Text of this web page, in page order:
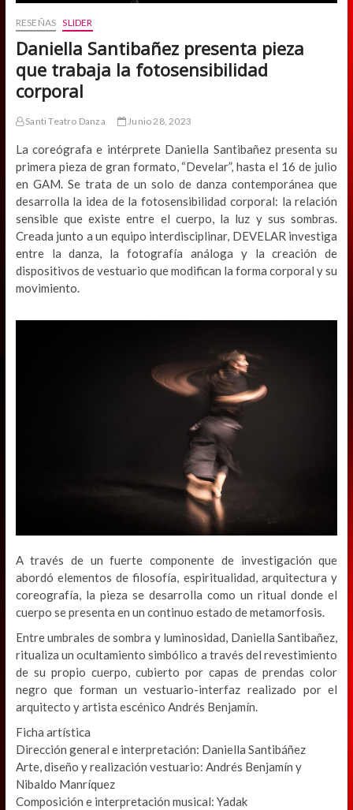
RESEÑAS SLIDER
Daniella Santibañez presenta pieza
que trabaja la fotosensibilidad
corporal
Santi Teatro Danza Junio 28, 2023
La coreógrafa e intérprete Daniella Santibañez presenta su
primera pieza de gran formato, “Develar”, hasta el 16 de julio
en GAM. Se trata de un solo de danza contemporánea que
desarrolla la idea de la fotosensibilidad corporal: la relación
sensible que existe entre el cuerpo, la luz y sus sombras.
Creada junto a un equipo interdisciplinar, DEVELAR investiga
entre la danza, la fotografía análoga y la creación de
dispositivos de vestuario que modifican la forma corporal y su
movimiento.
A través de un fuerte componente de investigación que
abordó elementos de filosofía, espiritualidad, arquitectura y
coreografía, la pieza se desarrolla como un ritual donde el
cuerpo se presenta en un continuo estado de metamorfosis.
Entre umbrales de sombra y luminosidad, Daniella Santibañez,
ritualiza un ocultamiento simbólico a través del revestimiento
de su propio cuerpo, cubierto por capas de prendas color
negro que forman un vestuario-interfaz realizado por el
arquitecto y artista escénico Andrés Benjamín.
Ficha artística
Dirección general e interpretación: Daniella Santibáñez
Arte, diseño y realización vestuario: Andrés Benjamín y
Nibaldo Manríquez
Composición e interpretación musical: Yadak